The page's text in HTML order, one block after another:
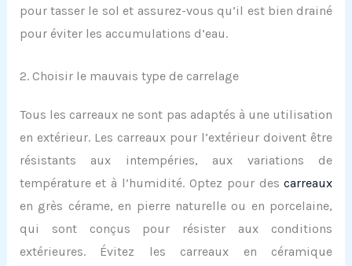
pour tasser le sol et assurez-vous qu’il est bien drainé
pour éviter les accumulations d’eau.
2. Choisir le mauvais type de carrelage
Tous les carreaux ne sont pas adaptés à une utilisation
en extérieur. Les carreaux pour l’extérieur doivent être
résistants aux intempéries, aux variations de
température et à l’humidité. Optez pour descarreaux
en grès cérame, en pierre naturelle ou en porcelaine,
qui sont conçus pour résister aux conditions
extérieures. Évitez les carreaux en céramique